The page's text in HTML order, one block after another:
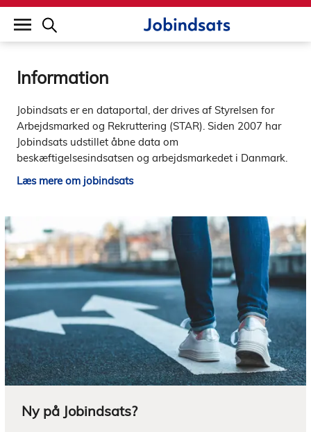
builddate: 2026-02-02 16:12:57
Information
Jobindsats er en dataportal, der drives af Styrelsen for
Arbejdsmarked og Rekruttering (STAR). Siden 2007 har
Jobindsats udstillet åbne data om
beskæftigelsesindsatsen og arbejdsmarkedet i Danmark.
Læs mere om jobindsats
Ny på Jobindsats?